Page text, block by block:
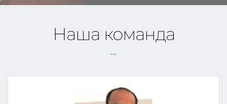
Наша команда
...